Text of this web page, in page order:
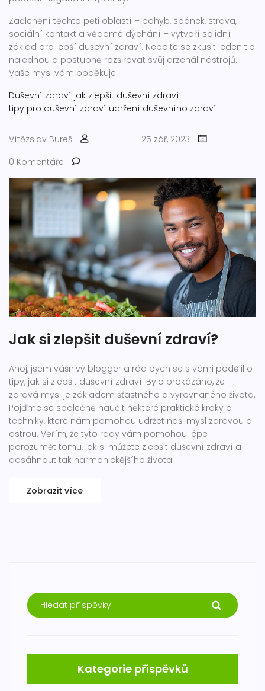
Začlenění těchto pěti oblastí – pohyb, spánek, strava,
sociální kontakt a vědomé dýchání – vytvoří solidní
základ pro lepší duševní zdraví. Nebojte se zkusit jeden tip
najednou a postupně rozšiřovat svůj arzenál nástrojů.
Vaše mysl vám poděkuje.
Duševní zdraví jak zlepšit duševní zdraví
tipy pro duševní zdraví udržení duševního zdraví
Vítězslav Bureš
25 zář, 2023
0 Komentáře
Jak si zlepšit duševní zdraví?
Ahoj, jsem vášnivý blogger a rád bych se s vámi podělil o
tipy, jak si zlepšit duševní zdraví. Bylo prokázáno, že
zdravá mysl je základem šťastného a vyrovnaného života.
Pojďme se společně naučit některé praktické kroky a
techniky, které nám pomohou udržet naši mysl zdravou a
ostrou. Věřím, že tyto rady vám pomohou lépe
porozumět tomu, jak si můžete zlepšit duševní zdraví a
dosáhnout tak harmonickějšího života.
Zobrazit více
Kategorie příspěvků